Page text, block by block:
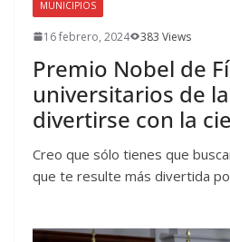
MUNICIPIOS
16 febrero, 2024 383 Views
Premio Nobel de
universitarios de
divertirse con la
Creo que sólo tienes que
que te resulte más divertida